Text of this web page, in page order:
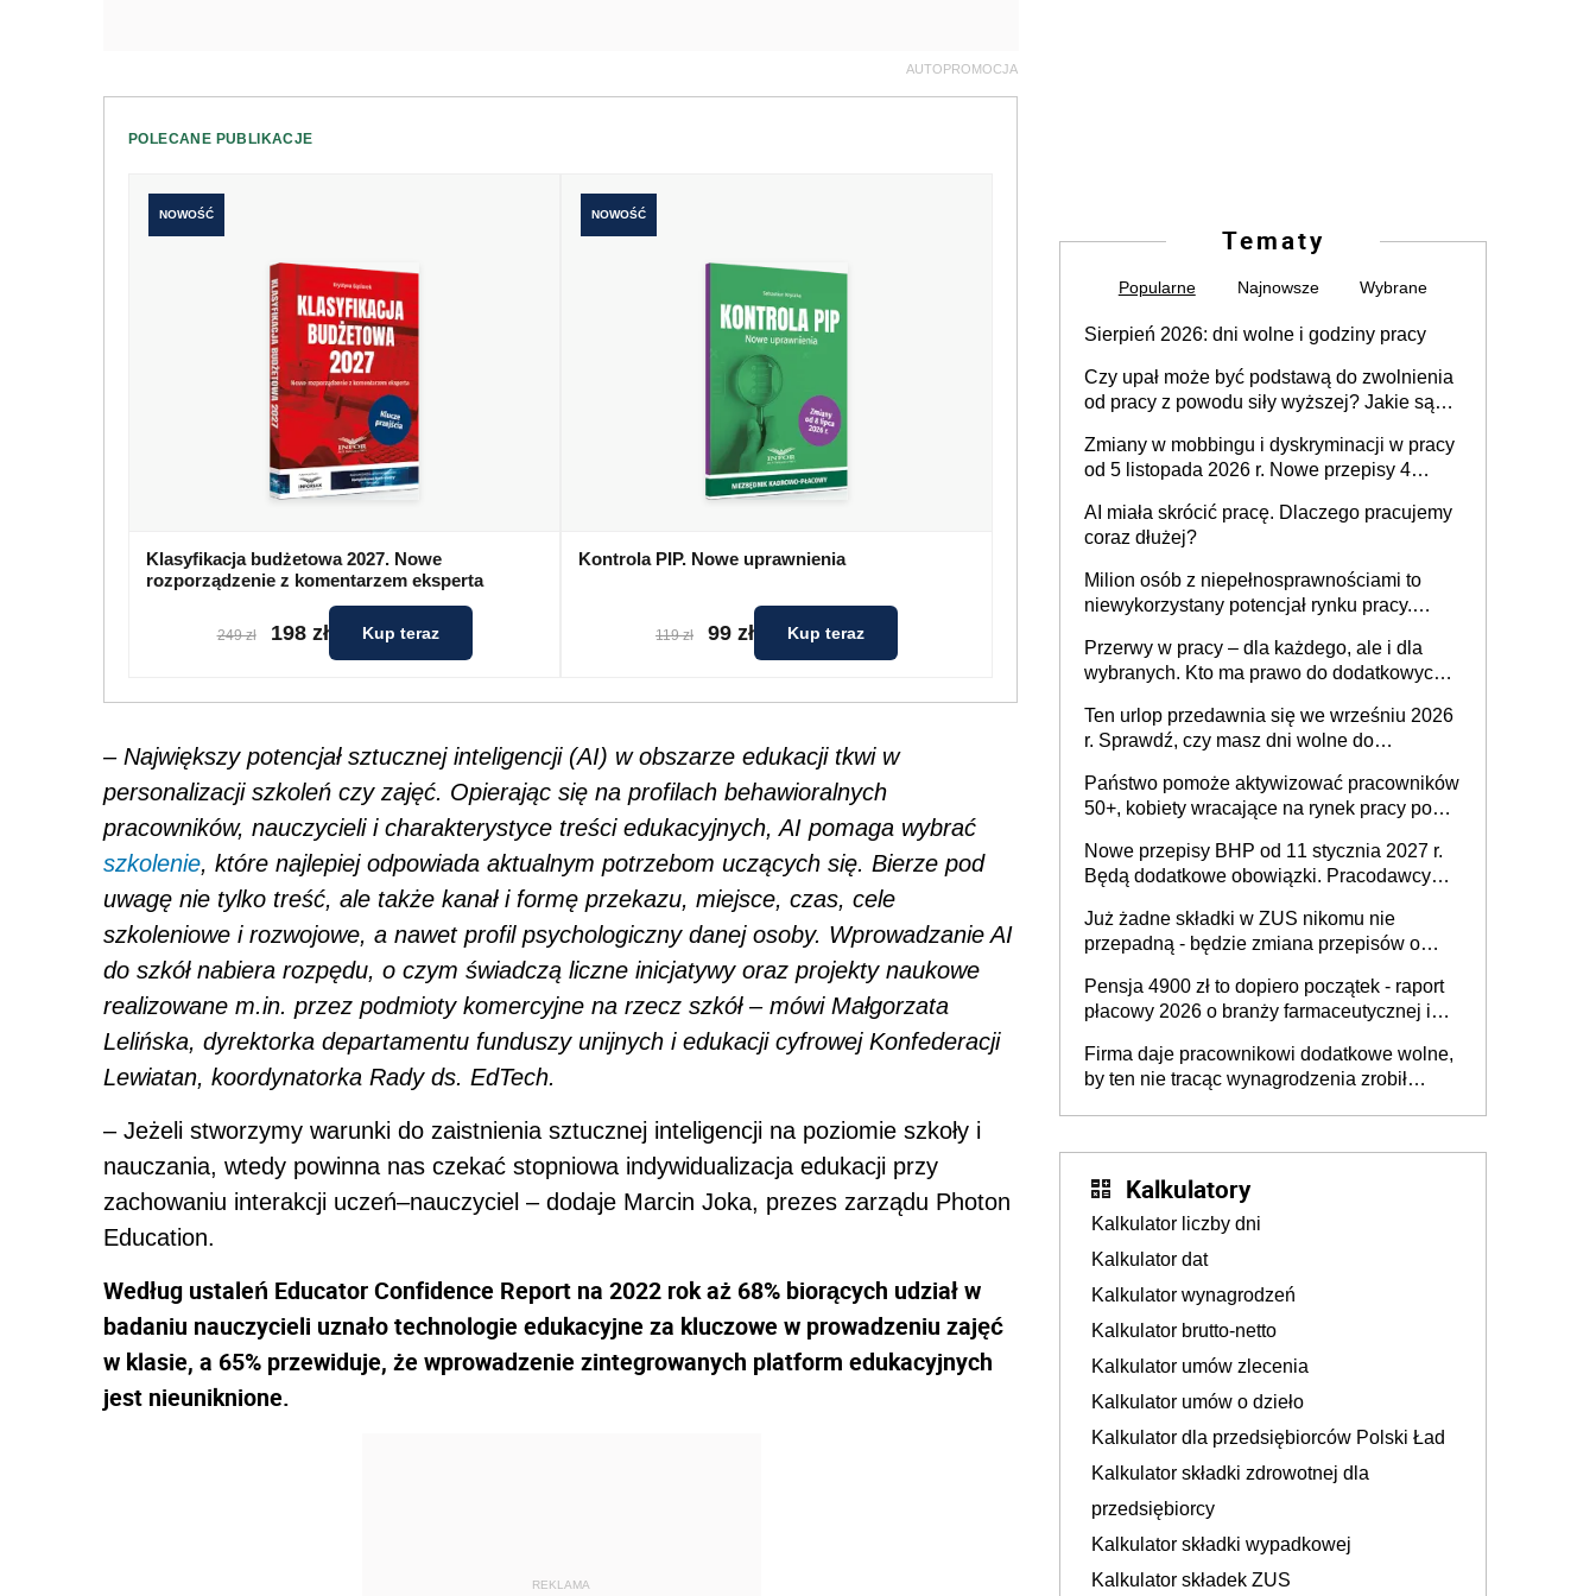
AUTOPROMOCJA
POLECANE PUBLIKACJE
NOWOŚĆ
Klasyfikacja budżetowa 2027. Nowe
rozporządzenie z komentarzem eksperta
249 zł 198 zł Kup teraz
NOWOŚĆ
Kontrola PIP. Nowe uprawnienia
119 zł 99 zł Kup teraz
– Największy potencjał sztucznej inteligencji (AI) w obszarze edukacji tkwi w
personalizacji szkoleń czy zajęć. Opierając się na profilach behawioralnych
pracowników, nauczycieli i charakterystyce treści edukacyjnych, AI pomaga wybrać
szkolenie, które najlepiej odpowiada aktualnym potrzebom uczących się. Bierze pod
uwagę nie tylko treść, ale także kanał i formę przekazu, miejsce, czas, cele
szkoleniowe i rozwojowe, a nawet profil psychologiczny danej osoby. Wprowadzanie AI
do szkół nabiera rozpędu, o czym świadczą liczne inicjatywy oraz projekty naukowe
realizowane m.in. przez podmioty komercyjne na rzecz szkół – mówi Małgorzata
Lelińska, dyrektorka departamentu funduszy unijnych i edukacji cyfrowej Konfederacji
Lewiatan, koordynatorka Rady ds. EdTech.
– Jeżeli stworzymy warunki do zaistnienia sztucznej inteligencji na poziomie szkoły i
nauczania, wtedy powinna nas czekać stopniowa indywidualizacja edukacji przy
zachowaniu interakcji uczeń–nauczyciel – dodaje Marcin Joka, prezes zarządu Photon
Education.
Według ustaleń Educator Confidence Report na 2022 rok aż 68% biorących udział w
badaniu nauczycieli uznało technologie edukacyjne za kluczowe w prowadzeniu zajęć
w klasie, a 65% przewiduje, że wprowadzenie zintegrowanych platform edukacyjnych
jest nieuniknione.
REKLAMA
Tematy
Popularne Najnowsze Wybrane
Sierpień 2026: dni wolne i godziny pracy
Czy upał może być podstawą do zwolnienia
od pracy z powodu siły wyższej? Jakie są
Zmiany w mobbingu i dyskryminacji w pracy
od 5 listopada 2026 r. Nowe przepisy 4
Ustaw
AI miała skrócić pracę. Dlaczego pracujemy
coraz dłużej?
Milion osób z niepełnosprawnościami to
niewykorzystany potencjał rynku pracy.
dofinansowań czy refundacji, ale bariery po
stronie systemu i świadomości
pracodawców [WYWIAD]
Przerwy w pracy – dla każdego, ale i dla
wybranych. Kto ma prawo do dodatkowych
Ten urlop przedawnia się we wrześniu 2026
r. Sprawdź, czy masz dni wolne do
Państwo pomoże aktywizować pracowników
50+, kobiety wracające na rynek pracy po
osoby neuroatypowe. Powstanie Fundusz
na rzecz Inkluzywności w Zatrudnianiu?
Nowe przepisy BHP od 11 stycznia 2027 r.
Będą dodatkowe obowiązki. Pracodawcy
Już żadne składki w ZUS nikomu nie
przepadną - będzie zmiana przepisów o
ubezpieczeniom społecznym
Pensja 4900 zł to dopiero początek - raport
płacowy 2026 o branży farmaceutycznej i
Firma daje pracownikowi dodatkowe wolne,
by ten nie tracąc wynagrodzenia zrobił
Kalkulatory
Kalkulator liczby dni
Kalkulator dat
Kalkulator wynagrodzeń
Kalkulator brutto-netto
Kalkulator umów zlecenia
Kalkulator umów o dzieło
Kalkulator dla przedsiębiorców Polski Ład
Kalkulator składki zdrowotnej dla
przedsiębiorcy
Kalkulator składki wypadkowej
Kalkulator składek ZUS